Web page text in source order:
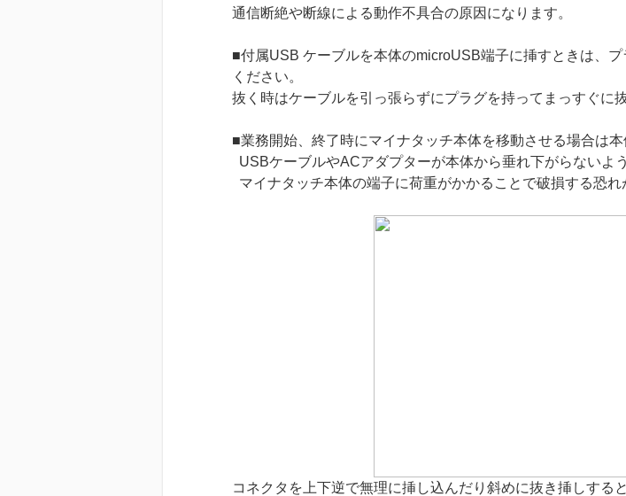
通信断絶や断線による動作不具合の原因になります。
■付属USB ケーブルを本体のmicroUSB端子に挿すときは、
ください。
抜く時はケーブルを引っ張らずにプラグを持ってまっすぐに
■業務開始、終了時にマイナタッチ本体を移動させる場合は本
USBケーブルやACアダプターが本体から垂れ下がらないよ
マイナタッチ本体の端子に荷重がかかることで破損する恐れ
コネクタを上下逆で無理に挿し込んだり斜めに抜き挿しする